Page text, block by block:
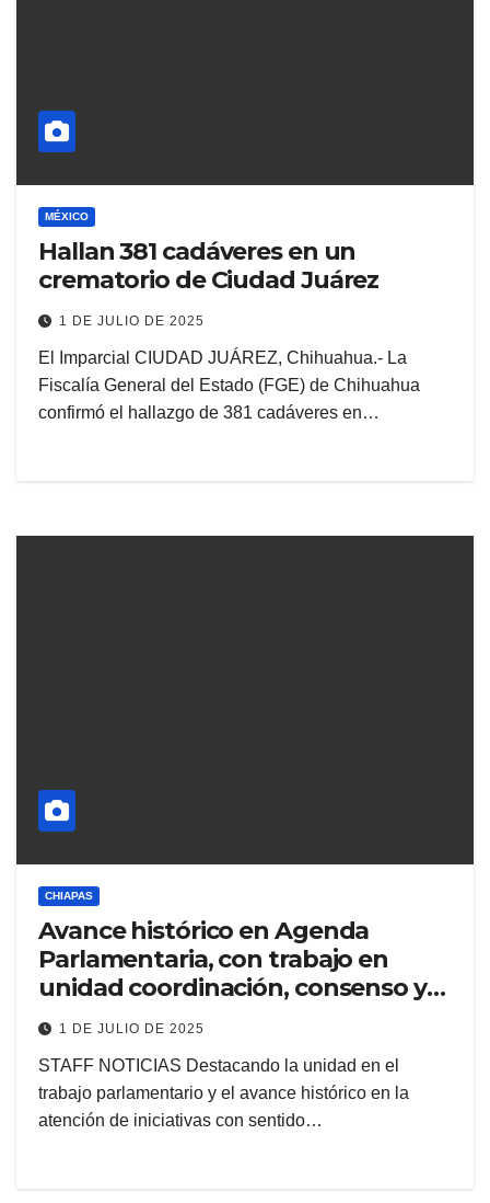
MÉXICO
Hallan 381 cadáveres en un
crematorio de Ciudad Juárez
1 DE JULIO DE 2025
El Imparcial CIUDAD JUÁREZ, Chihuahua.- La
Fiscalía General del Estado (FGE) de Chihuahua
confirmó el hallazgo de 381 cadáveres en…
CHIAPAS
Avance histórico en Agenda
Parlamentaria, con trabajo en
unidad coordinación, consenso y
diálogo
1 DE JULIO DE 2025
STAFF NOTICIAS Destacando la unidad en el
trabajo parlamentario y el avance histórico en la
atención de iniciativas con sentido…